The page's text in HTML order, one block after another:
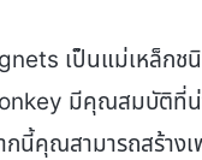
เป็นแม่เหล็กช
มีคุณสมบัติที่น่
นี้คุณสามารถสร้างเ